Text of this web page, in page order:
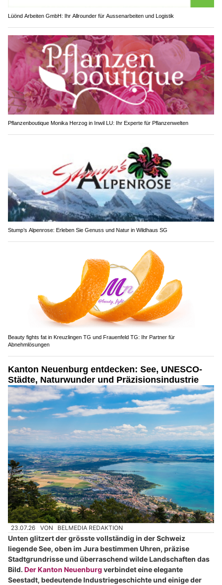
Lüönd Arbeiten GmbH: Ihr Allrounder für Aussenarbeiten und Logistik
Pflanzenboutique Monika Herzog in Inwil LU: Ihr Experte für Pflanzenwelten
Stump’s Alpenrose: Erleben Sie Genuss und Natur in Wildhaus SG
Beauty fights fat in Kreuzlingen TG und Frauenfeld TG: Ihr Partner für
Abnehmlösungen
Kanton Neuenburg entdecken: See, UNESCO-
Städte, Naturwunder und Präzisionsindustrie
23.07.26 VON BELMEDIA REDAKTION
Unten glitzert der grösste vollständig in der Schweiz
liegende See, oben im Jura bestimmen Uhren, präzise
Stadtgrundrisse und überraschend wilde Landschaften das
Bild. Der Kanton Neuenburg verbindet eine elegante
Seestadt, bedeutende Industriegeschichte und einige der